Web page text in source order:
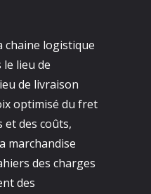
chaine logistique
lieu de
de livraison
optimisé du fret
et des coûts,
marchandise
des charges
des